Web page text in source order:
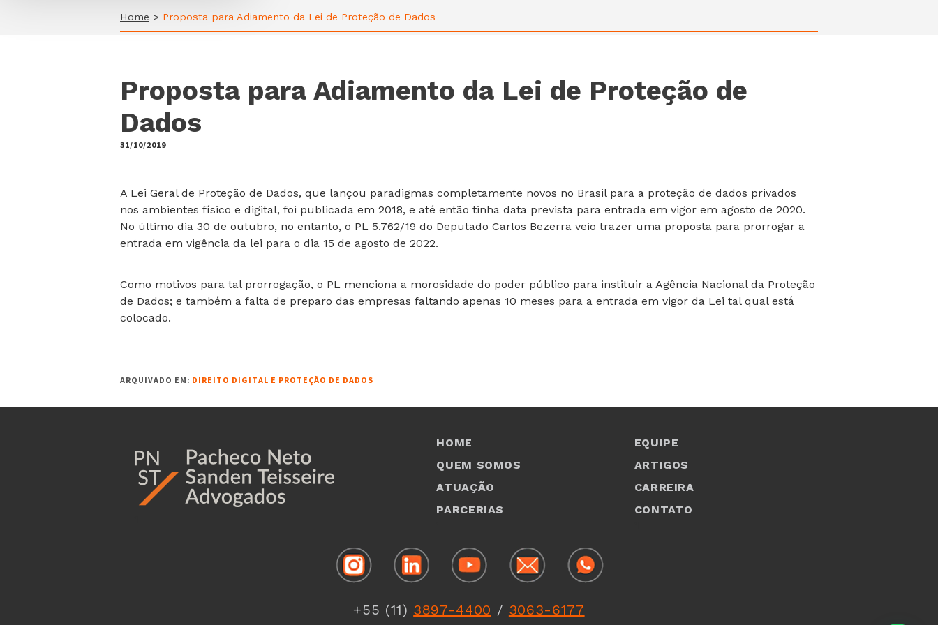
Home > Proposta para Adiamento da Lei de Proteção de Dados
Proposta para Adiamento da Lei de Proteção de
Dados
31/10/2019
A Lei Geral de Proteção de Dados, que lançou paradigmas completamente novos no Brasil para a proteção de dados privados
nos ambientes físico e digital, foi publicada em 2018, e até então tinha data prevista para entrada em vigor em agosto de 2020.
No último dia 30 de outubro, no entanto, o PL 5.762/19 do Deputado Carlos Bezerra veio trazer uma proposta para prorrogar a
entrada em vigência da lei para o dia 15 de agosto de 2022.
Como motivos para tal prorrogação, o PL menciona a morosidade do poder público para instituir a Agência Nacional da Proteção
de Dados; e também a falta de preparo das empresas faltando apenas 10 meses para a entrada em vigor da Lei tal qual está
colocado.
ARQUIVADO EM: DIREITO DIGITAL E PROTEÇÃO DE DADOS
HOME
QUEM SOMOS
ATUAÇÃO
PARCERIAS
EQUIPE
ARTIGOS
CARREIRA
CONTATO
+55 (11) 3897-4400 / 3063-6177